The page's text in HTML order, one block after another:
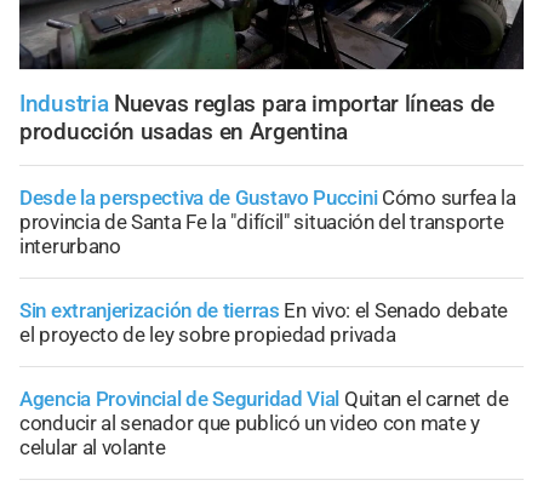
Industria Nuevas reglas para importar líneas de
producción usadas en Argentina
Desde la perspectiva de Gustavo Puccini Cómo surfea la
provincia de Santa Fe la "difícil" situación del transporte
interurbano
Sin extranjerización de tierras En vivo: el Senado debate
el proyecto de ley sobre propiedad privada
Agencia Provincial de Seguridad Vial Quitan el carnet de
conducir al senador que publicó un video con mate y
celular al volante